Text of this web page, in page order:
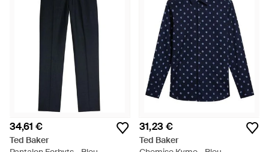
34,61 €
Ted Baker
31,23 €
Ted Baker